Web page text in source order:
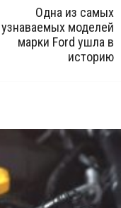
Одна из самых
узнаваемых моделей
марки Ford ушла в
историю